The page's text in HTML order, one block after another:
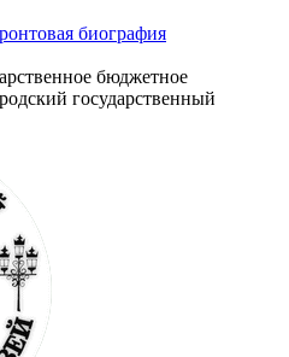
биография
бюджетное
государственный